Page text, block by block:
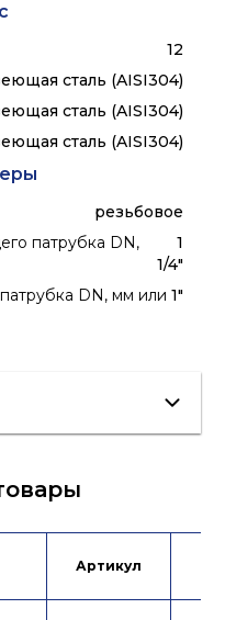
12
сталь (AISI304)
сталь (AISI304)
сталь (AISI304)
резьбовое
патрубка DN,
1
1/4"
DN, мм или 1"
Артикул